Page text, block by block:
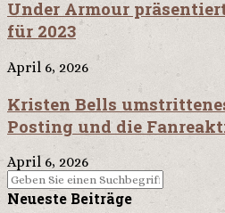
Under Armour
für 2023
April 6, 2026
Kristen Bells
Posting und die
April 6, 2026
Neueste Beiträge